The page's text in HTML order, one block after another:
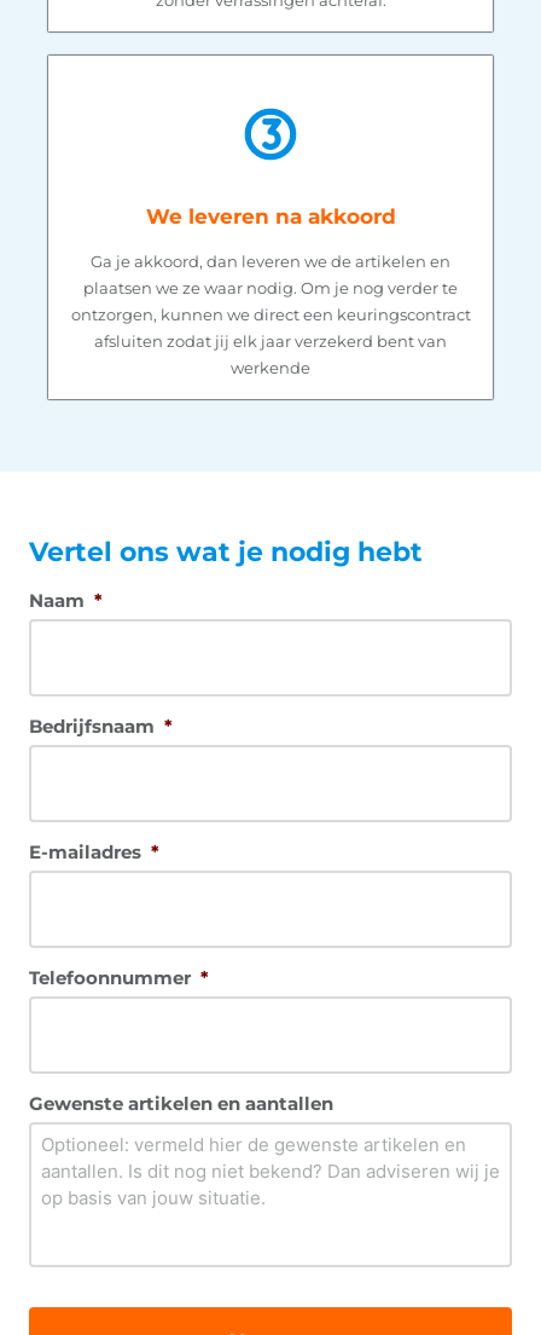
We leveren na akkoord
Ga je akkoord, dan leveren we de artikelen en
plaatsen we ze waar nodig. Om je nog verder te
ontzorgen, kunnen we direct een keuringscontract
afsluiten zodat jij elk jaar verzekerd bent van
werkende
Vertel ons wat je nodig hebt
Naam *
Bedrijfsnaam *
E-mailadres *
Telefoonnummer *
Gewenste artikelen en aantallen